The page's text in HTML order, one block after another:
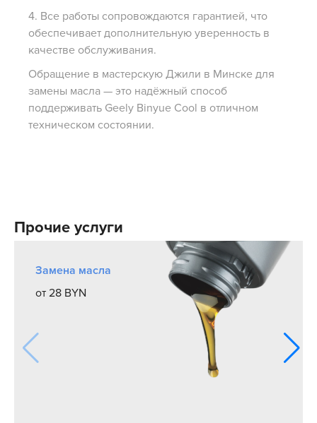
4. Все работы сопровождаются гарантией, что
обеспечивает дополнительную уверенность в
качестве обслуживания.
Обращение в мастерскую Джили в Минске для
замены масла — это надёжный способ
поддерживать Geely Binyue Cool в отличном
техническом состоянии.
Прочие услуги
Замена масла
от 28 BYN